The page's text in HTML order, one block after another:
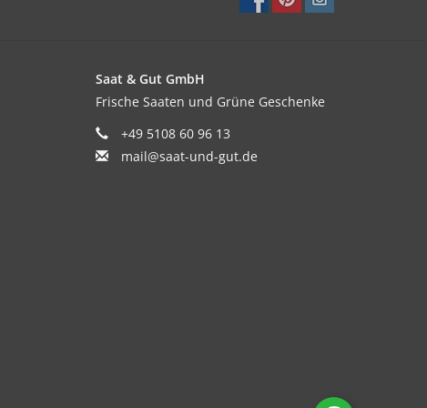
Saat & Gut GmbH
Frische Saaten und Grüne Geschenke
+49 5108 60 96 13
mail@saat-und-gut.de